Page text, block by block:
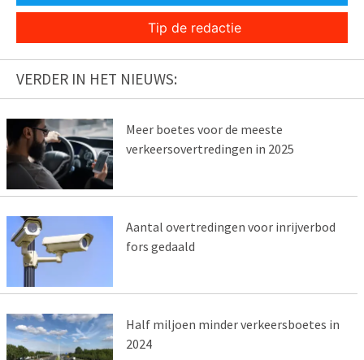
Tip de redactie
VERDER IN HET NIEUWS:
Meer boetes voor de meeste
verkeersovertredingen in 2025
Aantal overtredingen voor inrijverbod
fors gedaald
Half miljoen minder verkeersboetes in
2024